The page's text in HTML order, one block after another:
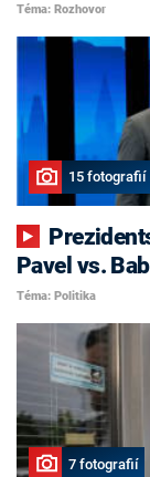
Téma: Rozhovor
15 fotografií
Pavel vs.
Téma: Politika
7 fotografií